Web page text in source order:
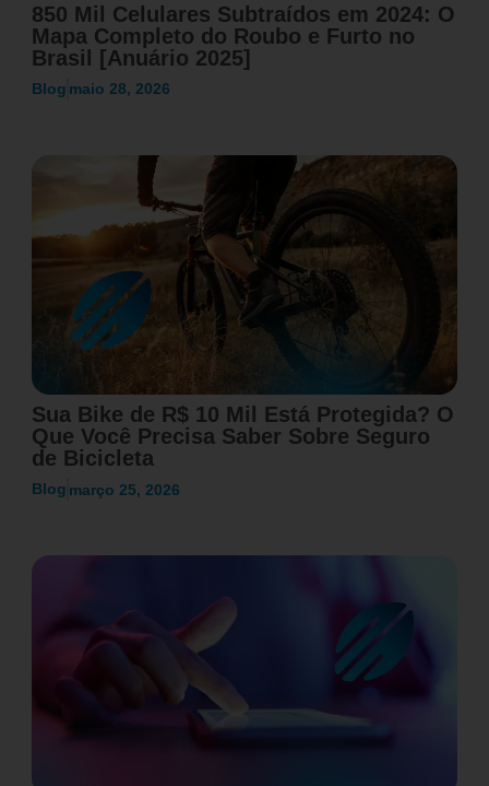
850 Mil Celulares Subtraídos em 2024: O
Mapa Completo do Roubo e Furto no
Brasil [Anuário 2025]
Blog maio 28, 2026
Sua Bike de R$ 10 Mil Está Protegida? O
Que Você Precisa Saber Sobre Seguro
de Bicicleta
Blog março 25, 2026